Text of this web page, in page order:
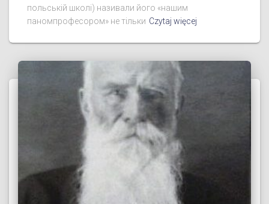
польській школі) називали його «нашим
паномпрофесором» не тільки Czytaj więcej